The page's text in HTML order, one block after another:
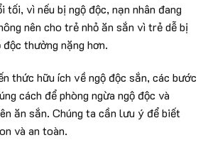
tối, vì nếu bị ngộ độc, nạn nhân đang
nên cho trẻ nhỏ ăn sắn vì trẻ dễ bị
thường nặng hơn.
thức hữu ích về ngộ độc sắn, các bước
cách để phòng ngừa ngộ độc và
ăn sắn. Chúng ta cần lưu ý để biết
và an toàn.